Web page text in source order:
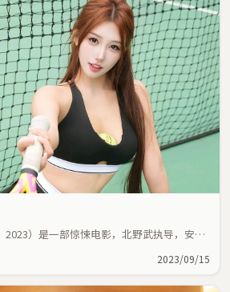
）是一部惊悚电影，北野武执导，安藤
2023/09/15